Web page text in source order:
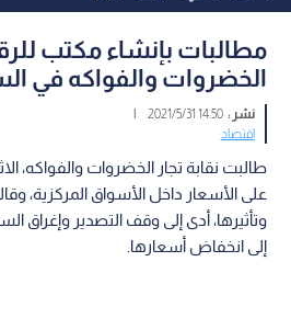
مطالبات بإنشاء مكتب
الخضروات والفواكه في
نشر :14:50 2021/5/31
|
اقتصاد
طالبت نقابة تجار الخضروات والفواكه،
على الأسعار داخل الأسواق المركزية،
وتأثيرها، أدى إلى وقف التصدير وإغراق
إلى انخفاض أسعارها.